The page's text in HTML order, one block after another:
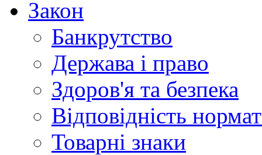
Закон
Банкрутство
Держава і право
Здоров'я та безпека
Відповідність
Товарні знаки